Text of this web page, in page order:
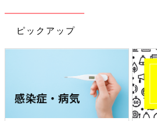
ピックアップ